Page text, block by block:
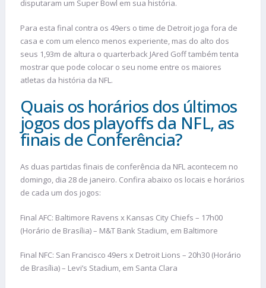
disputaram um Super Bowl em sua história.
Para esta final contra os 49ers o time de Detroit joga fora de
casa e com um elenco menos experiente, mas do alto dos
seus 1,93m de altura o quarterback JAred Goff também tenta
mostrar que pode colocar o seu nome entre os maiores
atletas da história da NFL.
Quais os horários dos últimos
jogos dos playoffs da NFL, as
finais de Conferência?
As duas partidas finais de conferência da NFL acontecem no
domingo, dia 28 de janeiro. Confira abaixo os locais e horários
de cada um dos jogos:
Final AFC: Baltimore Ravens x Kansas City Chiefs – 17h00
(Horário de Brasília) – M&T Bank Stadium, em Baltimore
Final NFC: San Francisco 49ers x Detroit Lions – 20h30 (Horário
de Brasília) – Levi’s Stadium, em Santa Clara